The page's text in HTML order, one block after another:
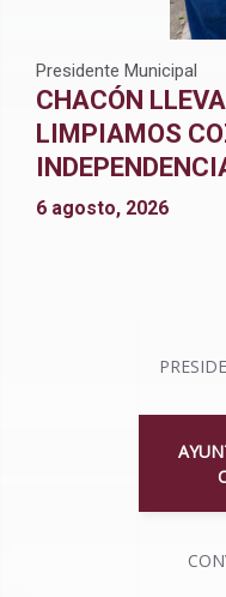
Presidente Municipal
CHACÓN
LIMPIAMOS
6 agosto, 2026